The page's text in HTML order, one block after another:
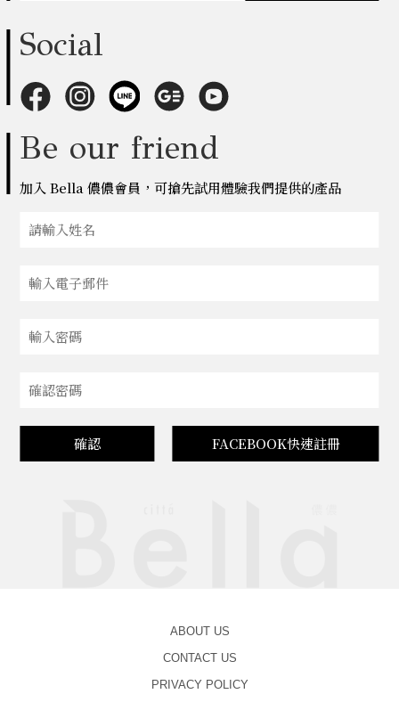
Social
Be our friend
加入 Bella 儂儂會員，可搶先試用體驗我們提供的產品
確認 FACEBOOK快速註冊
ABOUT US
CONTACT US
PRIVACY POLICY